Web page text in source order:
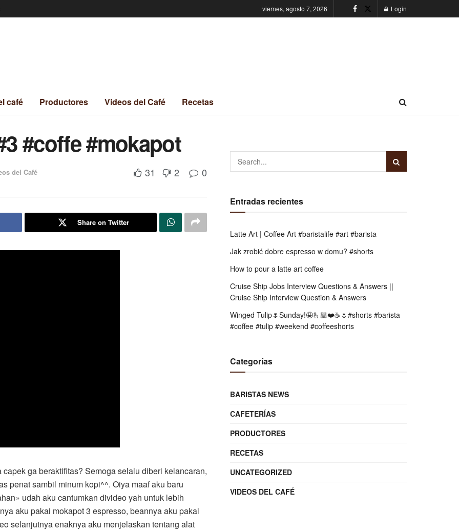
viernes, agosto 7, 2026 Login
café Productores Videos del Café Recetas
#coffe #mokapot
del Café 31 2 0
Share on Twitter
ga beraktifitas? Semoga selalu diberi kelancaran,
penat sambil minum kopi^^. Oiya maaf aku baru
udah aku cantumkan divideo yah untuk lebih
aku pakai mokapot 3 espresso, beannya aku pakai
selanjutnya enaknya aku menjelaskan tentang alat
Entradas recientes
Latte Art | Coffee Art #baristalife #art #barista
Jak zrobić dobre espresso w domu? #shorts
How to pour a latte art coffee
Cruise Ship Jobs Interview Questions & Answers ||
Cruise Ship Interview Question & Answers
Winged Tulip🌷Sunday!🤩🫰🏼❤️☕️🌷#shorts #barista
#coffee #tulip #weekend #coffeeshorts
Categorías
BARISTAS NEWS
CAFETERÍAS
PRODUCTORES
RECETAS
UNCATEGORIZED
VIDEOS DEL CAFÉ